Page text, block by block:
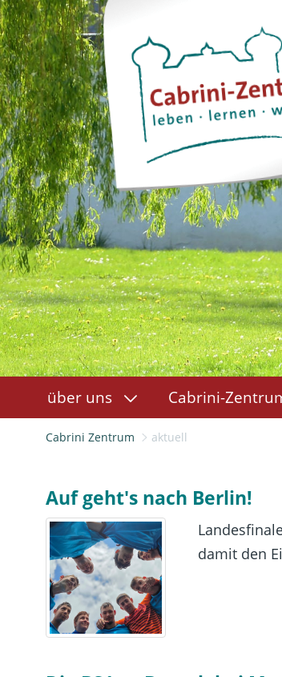
über uns Cabrini-
Cabrini Zentrum aktuell
Auf geht's nach Berlin!
damit den